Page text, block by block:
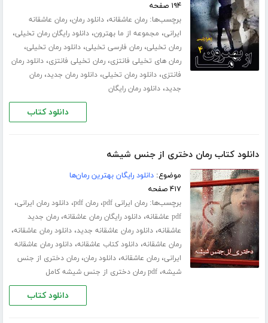
۱۹۴ صفحه
برچسب‌ها:رمان عاشقانه،دانلود رمان،رمان عاشقانه
ایرانی، مجموعه از ما بهترون،دانلود رایگان رمان تخیلی،
رمان تخیلی،رمان فارسی تخیلی،دانلود رمان تخیلی،
رمان های تخیلی فانتزی،رمان تخیلی فانتزی،دانلود رمان
فانتزی،دانلود رمان تخیلی،دانلود رمان جدید،رمان
جدید،دانلود رمان رایگان
دانلود کتاب
دانلود کتاب رمان دختری از جنس شیشه
موضوع:دانلود رایگان بهترین رمان‌ها
۴۱۷ صفحه
برچسب‌ها:رمان ایرانی pdf ،رمان pdf ،دانلود رمان ایرانی،
pdf عاشقانه ،دانلود رایگان رمان عاشقانه،رمان جدید
عاشقانه،دانلود رمان عاشقانه جدید،دانلود رمان عاشقانه،
رمان عاشقانه،دانلود کتاب عاشقانه،دانلود رمان عاشقانه
ایرانی،رمان عاشقانه،دانلود رمان،رمان دختری از جنس
شیشه،pdf رمان دختری از جنس شیشه کامل
دانلود کتاب